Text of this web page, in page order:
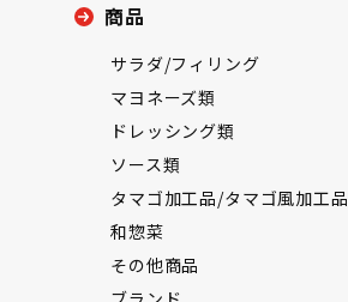
商品
サラダ/フィリング
マヨネーズ類
ドレッシング類
ソース類
タマゴ加工品/タマゴ風加工品
和惣菜
その他商品